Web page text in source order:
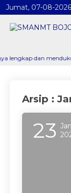
Jumat, 07-08-2026
mendukung
Arsip :
23 Jan